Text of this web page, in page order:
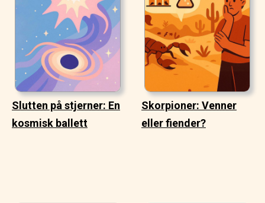
Slutten på stjerner: En
kosmisk ballett
Skorpioner: Venner
eller fiender?